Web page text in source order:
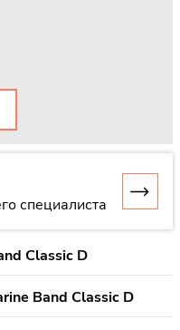
специалиста
Classic D
Band Classic D